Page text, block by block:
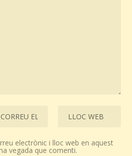
electrònic i lloc web en aquest
vegada que comenti.